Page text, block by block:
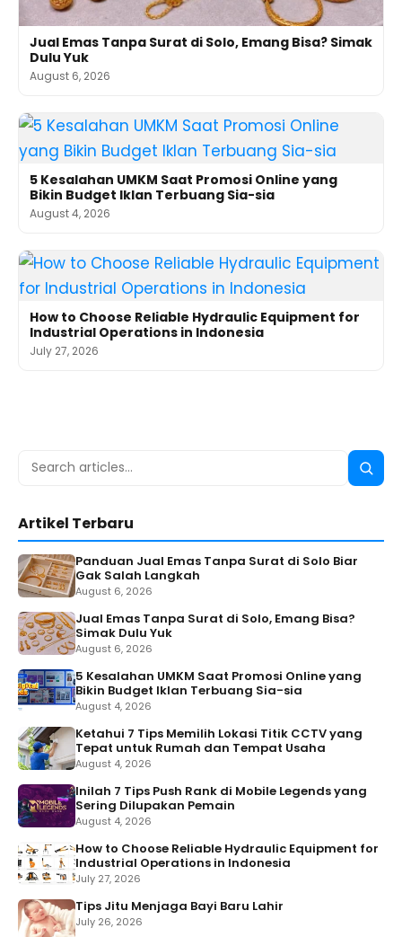
Jual Emas Tanpa Surat di Solo, Emang Bisa? Simak
Dulu Yuk
August 6, 2026
5 Kesalahan UMKM Saat Promosi Online yang
Bikin Budget Iklan Terbuang Sia-sia
August 4, 2026
How to Choose Reliable Hydraulic Equipment for
Industrial Operations in Indonesia
July 27, 2026
Search
Search
Artikel Terbaru
Panduan Jual Emas Tanpa Surat di Solo Biar
Gak Salah Langkah
August 6, 2026
Jual Emas Tanpa Surat di Solo, Emang Bisa?
Simak Dulu Yuk
August 6, 2026
5 Kesalahan UMKM Saat Promosi Online yang
Bikin Budget Iklan Terbuang Sia-sia
August 4, 2026
Ketahui 7 Tips Memilih Lokasi Titik CCTV yang
Tepat untuk Rumah dan Tempat Usaha
August 4, 2026
Inilah 7 Tips Push Rank di Mobile Legends yang
Sering Dilupakan Pemain
August 4, 2026
How to Choose Reliable Hydraulic Equipment for
Industrial Operations in Indonesia
July 27, 2026
Tips Jitu Menjaga Bayi Baru Lahir
July 26, 2026